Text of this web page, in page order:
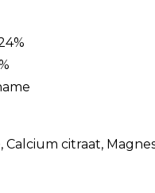
citraat,